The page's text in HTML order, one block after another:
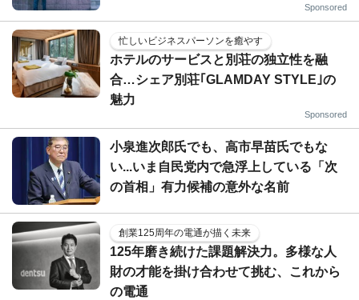
Sponsored
忙しいビジネスパーソンを癒やす
ホテルのサービスと別荘の独立性を融
合…シェア別荘｢GLAMDAY STYLE｣の
魅力
Sponsored
小泉進次郎氏でも、高市早苗氏でもな
い...いま自民党内で急浮上している「次
の首相」有力候補の意外な名前
創業125周年の電通が描く未来
125年磨き続けた課題解決力。多様な人
財の才能を掛け合わせて挑む、これから
の電通